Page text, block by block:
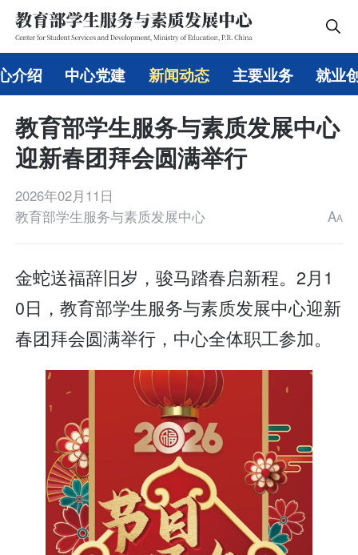
介绍 中心党建 新闻动态 主要业务 就业
教育部学生服务与素质发展中心
迎新春团拜会圆满举行
2026年02月11日
教育部学生服务与素质发展中心
AA
金蛇送福辞旧岁，骏马踏春启新程。2月1
0日，教育部学生服务与素质发展中心迎新
春团拜会圆满举行，中心全体职工参加。